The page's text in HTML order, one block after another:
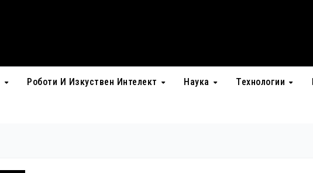
Роботи И Изкуствен Интелект Наука Технологии